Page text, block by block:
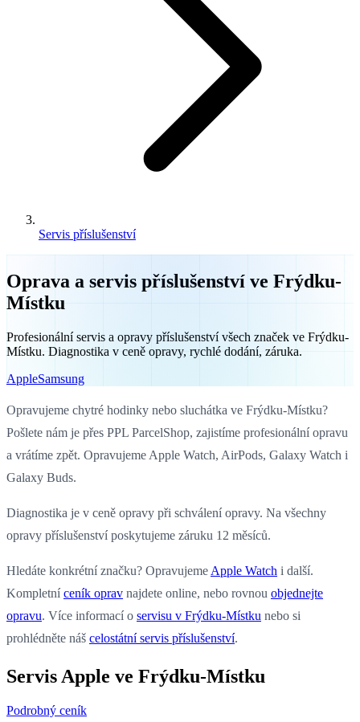
Servis příslušenství
Oprava a servis příslušenství ve Frýdku-
Místku
Profesionální servis a opravy příslušenství všech značek ve Frýdku-
Místku. Diagnostika v ceně opravy, rychlé dodání, záruka.
AppleSamsung
Opravujeme chytré hodinky nebo sluchátka ve Frýdku-Místku?
Pošlete nám je přes PPL ParcelShop, zajistíme profesionální opravu
a vrátíme zpět. Opravujeme Apple Watch, AirPods, Galaxy Watch i
Galaxy Buds.
Diagnostika je v ceně opravy při schválení opravy. Na všechny
opravy příslušenství poskytujeme záruku 12 měsíců.
Hledáte konkrétní značku? Opravujeme Apple Watch i další.
Kompletníceník oprav najdete online, nebo rovnou objednejte
opravu. Více informací o servisu v Frýdku-Místku nebo si
prohlédněte náš celostátní servis příslušenství.
Servis Apple ve Frýdku-Místku
Podrobný ceník